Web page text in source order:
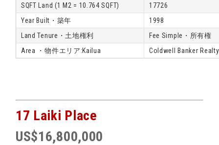
SQFT Land (1 M2 = 10.764 SQFT)
17726
Year Built・築年
1998
Land Tenure・土地権利
Fee Simple・所有権
Area ・物件エリア:Kailua
Coldwell Banker Realty
17 Laiki Place
US$16,800,000